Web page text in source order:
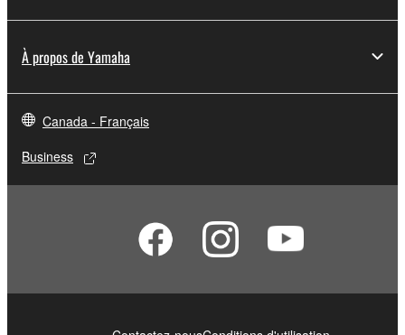
À propos de Yamaha
Canada - Français
Business